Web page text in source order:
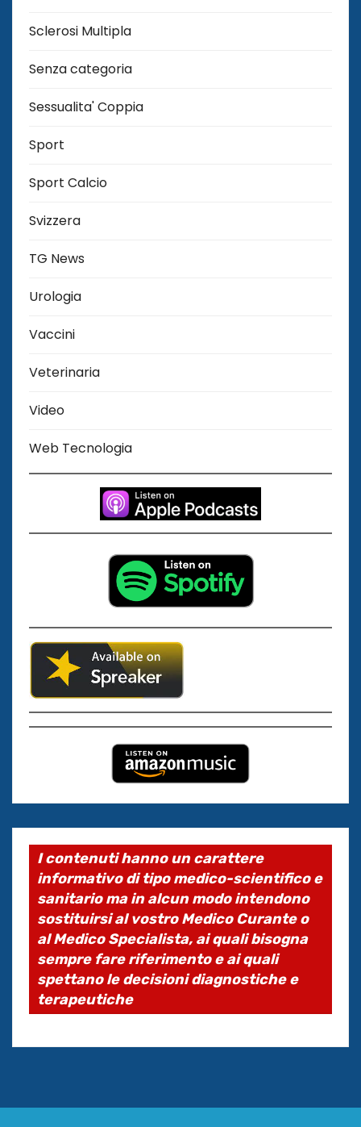
Sclerosi Multipla
Senza categoria
Sessualita' Coppia
Sport
Sport Calcio
Svizzera
TG News
Urologia
Vaccini
Veterinaria
Video
Web Tecnologia
I contenuti hanno un carattere
informativo di tipo medico-scientifico e
sanitario ma in alcun modo intendono
sostituirsi al vostro Medico Curante o
al Medico Specialista, ai quali bisogna
sempre fare riferimento e ai quali
spettano le decisioni diagnostiche e
terapeutiche